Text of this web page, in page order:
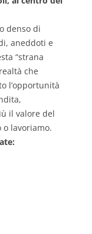
denso di
aneddoti e
“strana
che
l’opportunità
il valore del
lavoriamo.